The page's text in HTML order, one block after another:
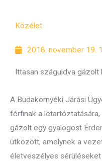
Közélet
2018. november 19.
Ittasan száguldva gázolt
A Budakörnyéki Járási
férfinak a
gázolt egy gyalogost
ütközött, amelynek a
életveszélyes